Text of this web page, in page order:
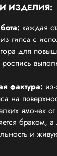
ИЗДЕЛИЯ:
каждая
из гипса с
для
фактура:
на
ямочек
браком,
и